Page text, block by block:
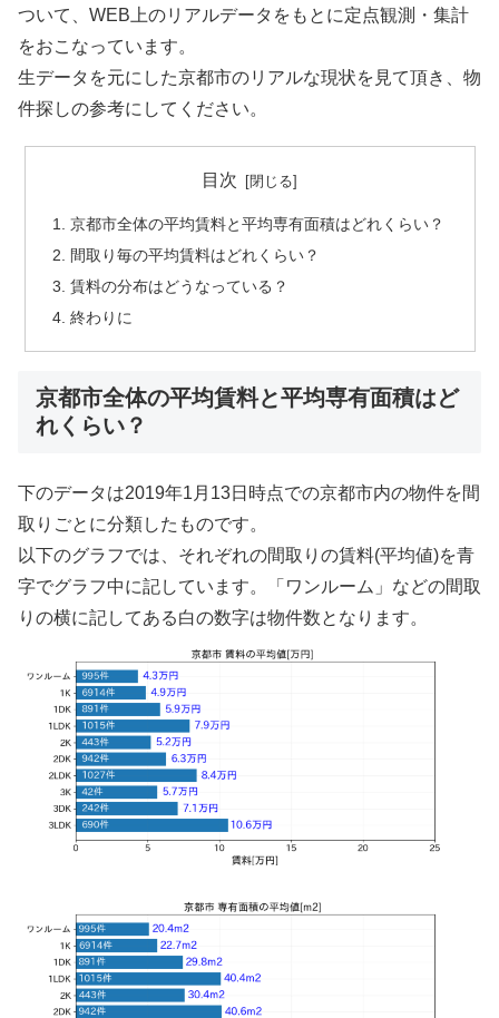
ついて、WEB上のリアルデータをもとに定点観測・集計
をおこなっています。
生データを元にした京都市のリアルな現状を見て頂き、物
件探しの参考にしてください。
目次
京都市全体の平均賃料と平均専有面積はどれくらい？
間取り毎の平均賃料はどれくらい？
賃料の分布はどうなっている？
終わりに
京都市全体の平均賃料と平均専有面積はど
れくらい？
下のデータは2019年1月13日時点での京都市内の物件を間
取りごとに分類したものです。
以下のグラフでは、それぞれの間取りの賃料(平均値)を青
字でグラフ中に記しています。「ワンルーム」などの間取
りの横に記してある白の数字は物件数となります。